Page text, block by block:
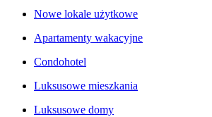
Nowe lokale użytkowe
Apartamenty wakacyjne
Condohotel
Luksusowe mieszkania
Luksusowe domy